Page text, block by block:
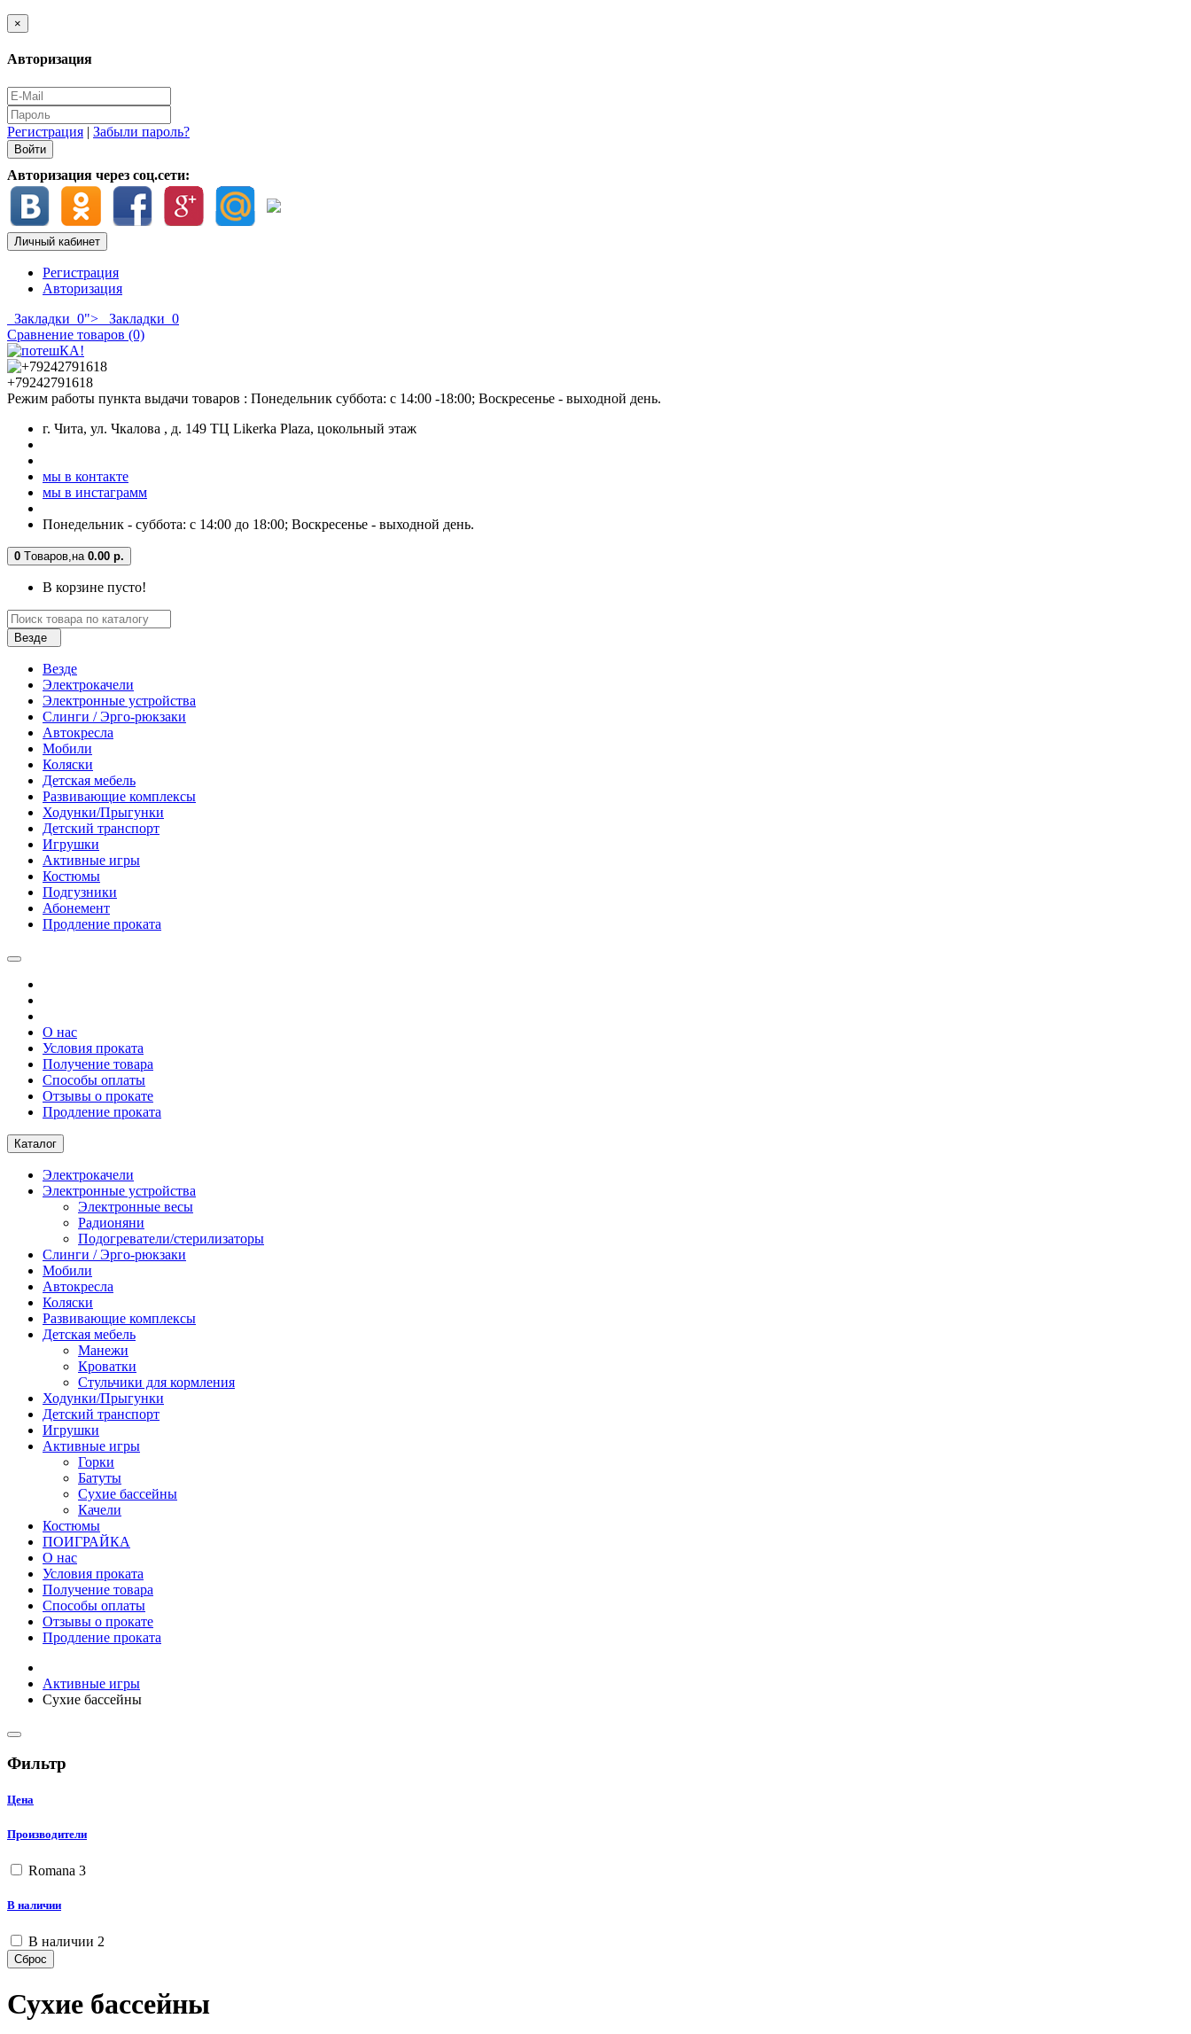
×
Авторизация
Регистрация | Забыли пароль?
Авторизация через соц.сети:
Личный кабинет
Регистрация
Авторизация
Закладки 0"> Закладки 0
Сравнение товаров (0)
+79242791618
Режим работы пункта выдачи товаров : Понедельник суббота: с 14:00 -18:00; Воскресенье - выходной день.
г. Чита, ул. Чкалова , д. 149 ТЦ Likerka Plaza, цокольный этаж
мы в контакте
мы в инстаграмм
Понедельник - суббота: с 14:00 до 18:00; Воскресенье - выходной день.
0 Tоваров, на 0.00 р.
В корзине пусто!
Везде
Везде
Электрокачели
Электронные устройства
Слинги / Эрго-рюкзаки
Автокресла
Мобили
Коляски
Детская мебель
Развивающие комплексы
Ходунки/Прыгунки
Детский транспорт
Игрушки
Активные игры
Костюмы
Подгузники
Абонемент
Продление проката
О нас
Условия проката
Получение товара
Способы оплаты
Отзывы о прокате
Продление проката
Каталог
Электрокачели
Электронные устройства
Электронные весы
Радионяни
Подогреватели/стерилизаторы
Слинги / Эрго-рюкзаки
Мобили
Автокресла
Коляски
Развивающие комплексы
Детская мебель
Манежи
Кроватки
Стульчики для кормления
Ходунки/Прыгунки
Детский транспорт
Игрушки
Активные игры
Горки
Батуты
Сухие бассейны
Качели
Костюмы
ПОИГРАЙКА
О нас
Условия проката
Получение товара
Способы оплаты
Отзывы о прокате
Продление проката
Активные игры
Сухие бассейны
Фильтр
Цена
Производители
Romana 3
В наличии
В наличии 2
Сброс
Сухие бассейны